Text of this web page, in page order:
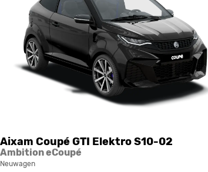
Aixam Coupé GTI Elektro S10-02
Ambition eCoupé
Neuwagen